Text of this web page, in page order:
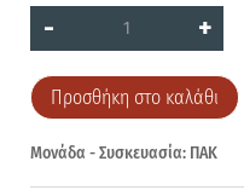
-
KINDER
ΓΑΛΑΚΤΟΦΕΤΕΣ
5X28gr
+
Προσθήκη στο καλάθι
Μονάδα - Συσκευασία: ΠΑΚ